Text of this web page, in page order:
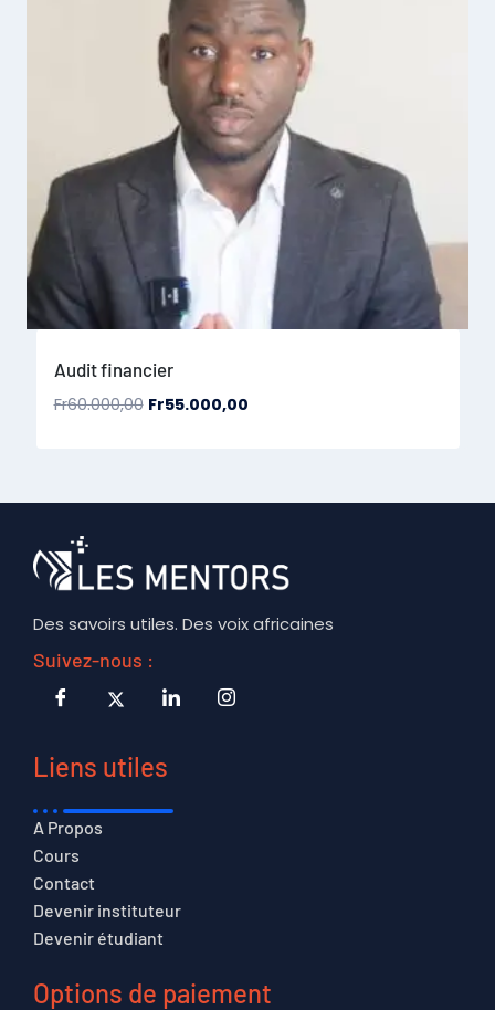
Audit financier
Fr60.000,00 Fr55.000,00
Des savoirs utiles. Des voix africaines
Suivez-nous :
Liens utiles
A Propos
Cours
Contact
Devenir instituteur
Devenir étudiant
Options de paiement